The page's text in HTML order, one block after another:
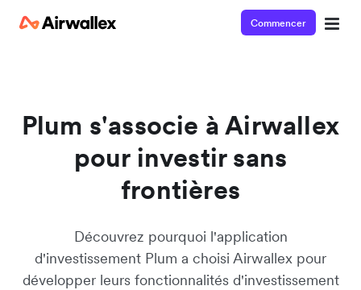
Commencer
Plum s'associe à Airwallex
pour investir sans
frontières
Découvrez pourquoi l'application
d'investissement Plum a choisi Airwallex pour
développer leurs fonctionnalités d'investissement